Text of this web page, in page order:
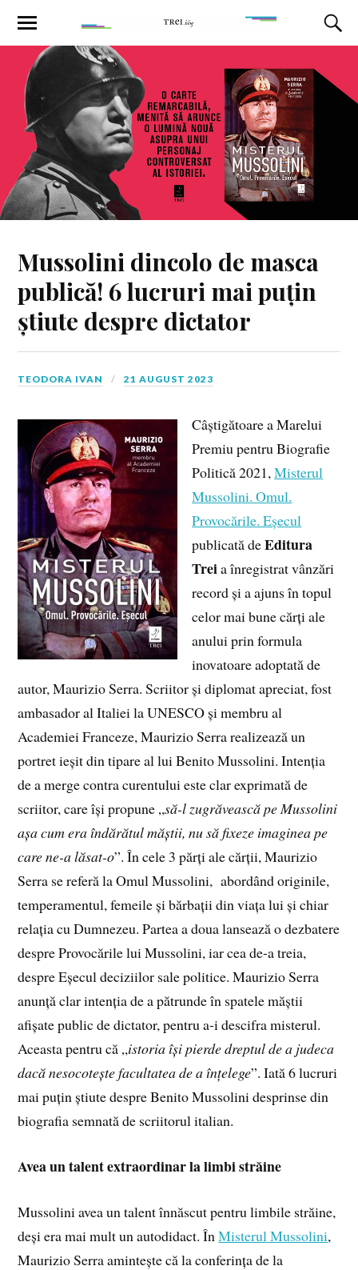
Mussolini dincolo de masca
publică! 6 lucruri mai puțin
știute despre dictator
TEODORA IVAN 21 AUGUST 2023
Câștigătoare a Marelui
Premiu pentru Biografie
Politică 2021,Misterul
Mussolini. Omul.
Provocările. Eșecul
publicată deEditura
Treia înregistrat vânzări
record și a ajuns în topul
celor mai bune cărți ale
anului prin formula
inovatoare adoptată de
autor, Maurizio Serra. Scriitor și diplomat apreciat, fost
ambasador al Italiei la UNESCO și membru al
Academiei Franceze, Maurizio Serra realizează un
portret ieșit din tipare al lui Benito Mussolini. Intenția
de a merge contra curentului este clar exprimată de
scriitor, care își propune „să-l zugrăvească pe Mussolini
așa cum era îndărătul măștii, nu să fixeze imaginea pe
care ne-a lăsat-o”. În cele 3 părți ale cărții, Maurizio
Serra se referă la Omul Mussolini, abordând originile,
temperamentul, femeile și bărbații din viața lui și chiar
relația cu Dumnezeu. Partea a doua lansează o dezbatere
despre Provocările lui Mussolini, iar cea de-a treia,
despre Eșecul deciziilor sale politice. Maurizio Serra
anunță clar intenția de a pătrunde în spatele măștii
afișate public de dictator, pentru a-i descifra misterul.
Aceasta pentru că „istoria își pierde dreptul de a judeca
dacă nesocotește facultatea de a înțelege”. Iată 6 lucruri
mai puțin știute despre Benito Mussolini desprinse din
biografia semnată de scriitorul italian.
Avea un talent extraordinar la limbi străine
Mussolini avea un talent înnăscut pentru limbile străine,
deși era mai mult un autodidact. ÎnMisterul Mussolini,
Maurizio Serra amintește că la conferința de la